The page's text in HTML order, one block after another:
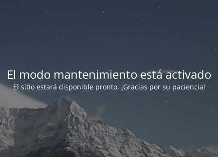
El modo mantenimiento está activado
El sitio estará disponible pronto. ¡Gracias por su paciencia!